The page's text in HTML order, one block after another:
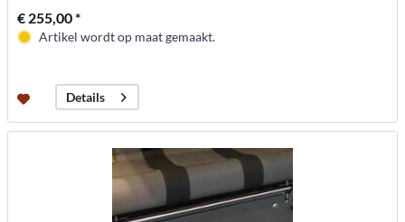
€ 255,00 *
Artikel wordt op maat gemaakt.
Details